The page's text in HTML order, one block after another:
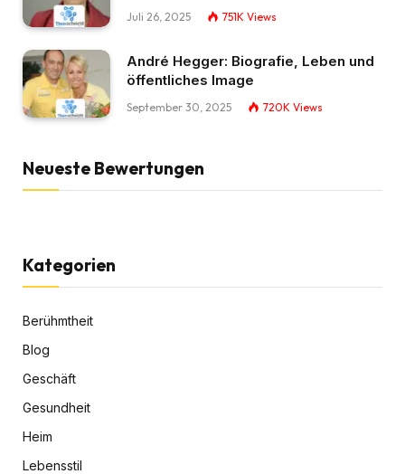
Juli 26, 2025 751K Views
André Hegger: Biografie, Leben und
öffentliches Image
September 30, 2025 720K Views
Neueste Bewertungen
Kategorien
Berühmtheit
Blog
Geschäft
Gesundheit
Heim
Lebensstil